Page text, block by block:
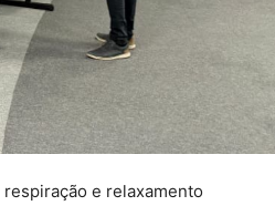
e relaxamento